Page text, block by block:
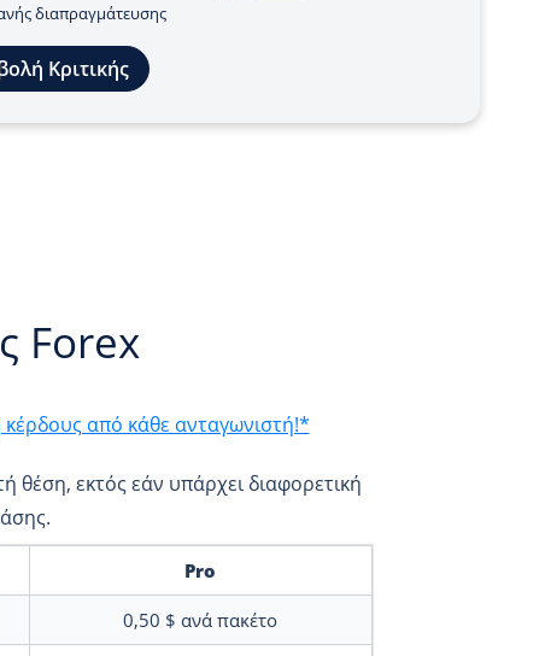
διαπραγμάτευσης
Κριτικής
Forex
από κάθε ανταγωνιστή!*
θέση, εκτός εάν υπάρχει διαφορετική
Pro
0,50 $ ανά πακέτο